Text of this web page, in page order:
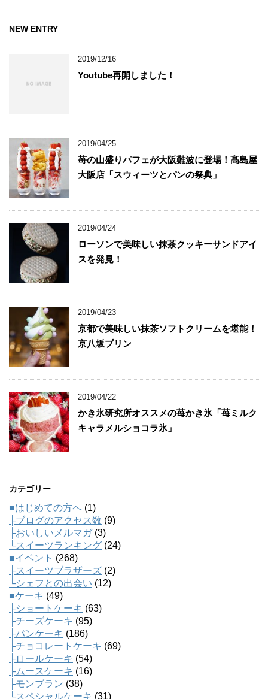
NEW ENTRY
2019/12/16
Youtube再開しました！
2019/04/25
苺の山盛りパフェが大阪難波に登場！髙島屋
大阪店「スウィーツとパンの祭典」
2019/04/24
ローソンで美味しい抹茶クッキーサンドアイ
スを発見！
2019/04/23
京都で美味しい抹茶ソフトクリームを堪能！
京八坂プリン
2019/04/22
かき氷研究所オススメの苺かき氷「苺ミルク
キャラメルショコラ氷」
カテゴリー
■はじめての方へ (1)
├ブログのアクセス数 (9)
├おいしいメルマガ(3)
└スイーツランキング (24)
■イベント (268)
├スイーツブラザーズ (2)
└シェフとの出会い (12)
■ケーキ (49)
├ショートケーキ (63)
├チーズケーキ (95)
├パンケーキ (186)
├チョコレートケーキ (69)
├ロールケーキ (54)
├ムースケーキ (16)
├モンブラン (38)
└スペシャルケーキ (31)